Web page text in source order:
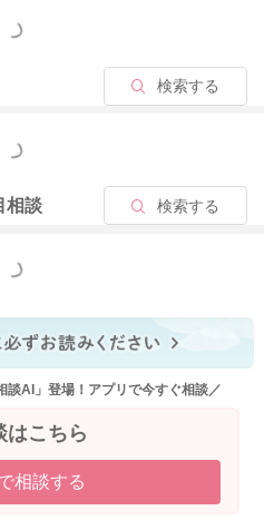
見る
検索する
見る
相談 検索する
見る
談AI」登場！アプリで今すぐ相談／
はこちら
相談する